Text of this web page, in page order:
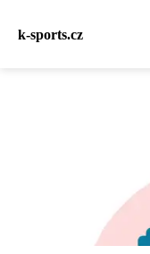
k-sports.cz